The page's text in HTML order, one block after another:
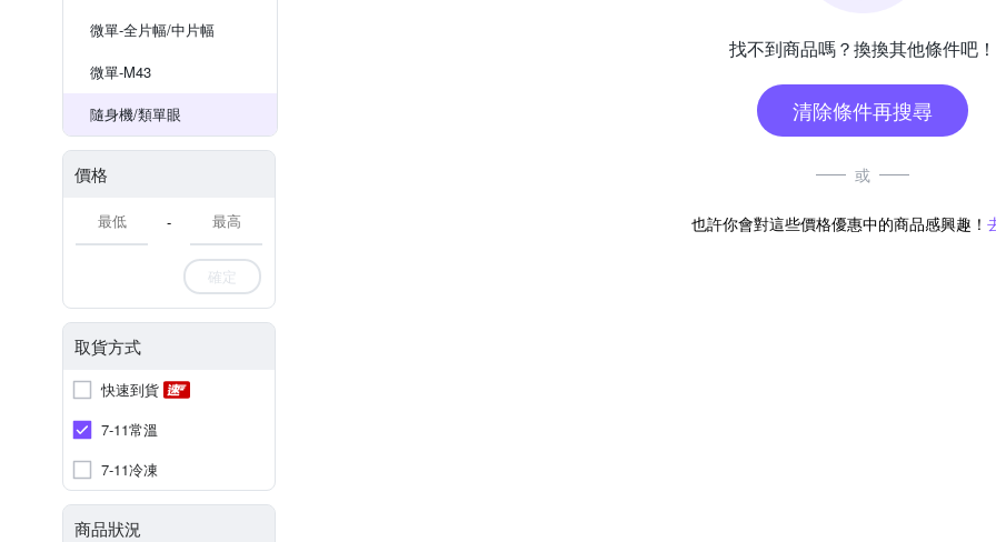
微單-全片幅/中片幅
微單-M43
隨身機/類單眼
價格
-
確定
取貨方式
快速到貨
7-11常溫
7-11冷凍
商品狀況
找不到商品嗎？換換其他條件吧！
清除條件再搜尋
或
也許你會對這些價格優惠中的商品感興趣！